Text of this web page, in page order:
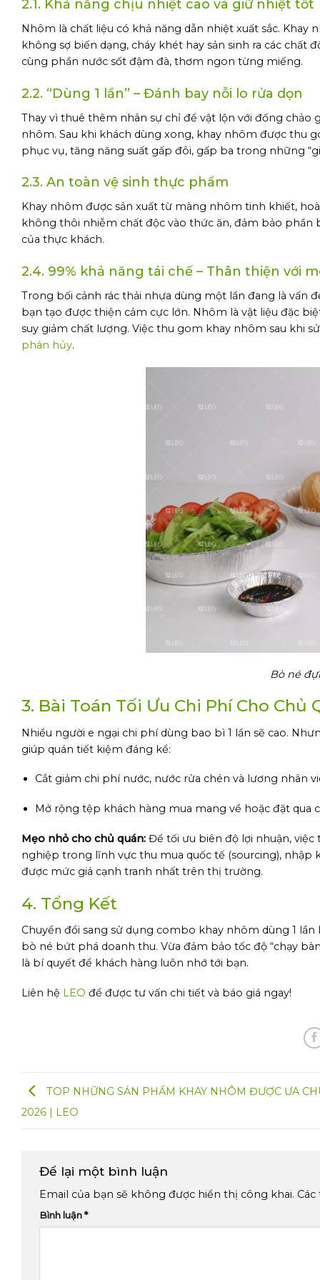
2.1. Khả năng chịu nhiệt cao và giữ nhiệt tốt
Nhôm là chất liệu có khả năng dẫn nhiệt xuất sắc.
không sợ biến dạng, cháy khét hay sản sinh ra các
cùng phần nước sốt đậm đà, thơm ngon từng miếng.
2.2. “Dùng 1 lần” – Đánh bay nỗi lo rửa dọn
Thay vì thuê thêm nhân sự chỉ để vật lộn với đống
nhôm. Sau khi khách dùng xong, khay nhôm được thu
phục vụ, tăng năng suất gấp đôi, gấp ba trong những
2.3. An toàn vệ sinh thực phẩm
Khay nhôm được sản xuất từ màng nhôm tinh khiết,
không thôi nhiễm chất độc vào thức ăn, đảm bảo
của thực khách.
2.4. 99% khả năng tái chế – Thân thiện với
Trong bối cảnh rác thải nhựa dùng một lần đang là vấn
bạn tạo được thiện cảm cực lớn. Nhôm là vật liệu đặc
suy giảm chất lượng. Việc thu gom khay nhôm sau khi
phân hủy.
Bò né
3. Bài Toán Tối Ưu Chi Phí Cho Chủ
Nhiều người e ngại chi phí dùng bao bì 1 lần sẽ cao.
giúp quán tiết kiệm đáng kể:
Cắt giảm chi phí nước, nước rửa chén và lương nhân
Mở rộng tệp khách hàng mua mang về hoặc đặt qua
Mẹo nhỏ cho chủ quán: Để tối ưu biên độ lợi nhuận,
nghiệp trong lĩnh vực thu mua quốc tế (sourcing),
được mức giá cạnh tranh nhất trên thị trường.
4. Tổng Kết
Chuyển đổi sang sử dụng combo khay nhôm dùng 1
bò né bứt phá doanh thu. Vừa đảm bảo tốc độ “chạy
là bí quyết để khách hàng luôn nhớ tới bạn.
Liên hệ LEO để được tư vấn chi tiết và báo giá ngay!
TOP NHỮNG SẢN PHẨM KHAY NHÔM ĐƯỢC ƯA
2026 | LEO
Để lại một bình luận
Email của bạn sẽ không được hiển thị công khai.
Bình luận*